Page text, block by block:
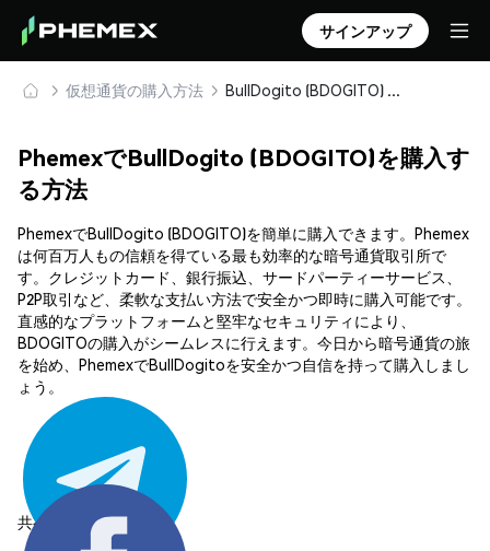
サインアップ
仮想通貨の購入方法 BullDogito (BDOGITO) を安全に購入・保管
PhemexでBullDogito (BDOGITO)を購入す
る方法
PhemexでBullDogito (BDOGITO)を簡単に購入できます。Phemex
は何百万人もの信頼を得ている最も効率的な暗号通貨取引所で
す。クレジットカード、銀行振込、サードパーティーサービス、
P2P取引など、柔軟な支払い方法で安全かつ即時に購入可能です。
直感的なプラットフォームと堅牢なセキュリティにより、
BDOGITOの購入がシームレスに行えます。今日から暗号通貨の旅
を始め、PhemexでBullDogitoを安全かつ自信を持って購入しまし
ょう。
共有する: